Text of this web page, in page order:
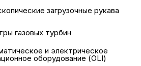
загрузочные рукава
газовых турбин
и электрическое
оборудование (OLI)